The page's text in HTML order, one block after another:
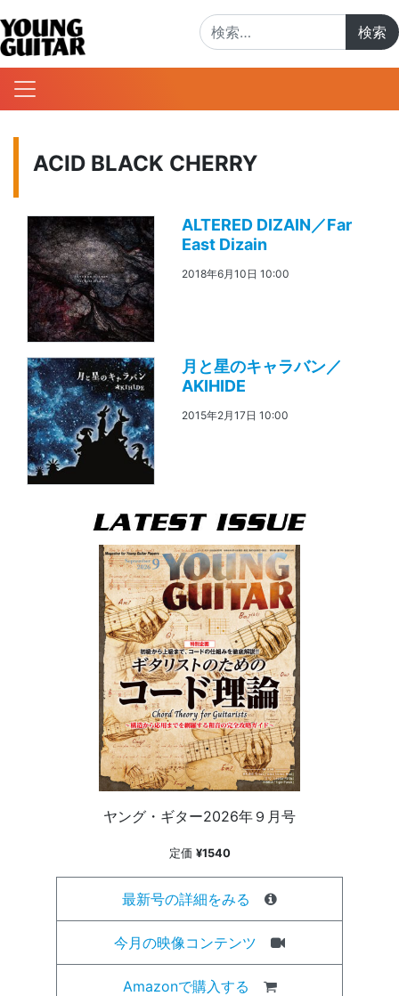
ACID BLACK CHERRY
ALTERED DIZAIN／Far
East Dizain
2018年6月10日 10:00
月と星のキャラバン／
AKIHIDE
2015年2月17日 10:00
ヤング・ギター2026年９月号
定価 ¥1540
最新号の詳細をみる
今月の映像コンテンツ
Amazonで購入する